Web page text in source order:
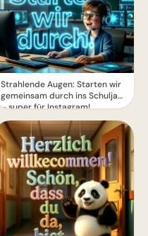
Strahlende Augen: Starten wir
gemeinsam durch ins Schuljahr
– super für Instagram!